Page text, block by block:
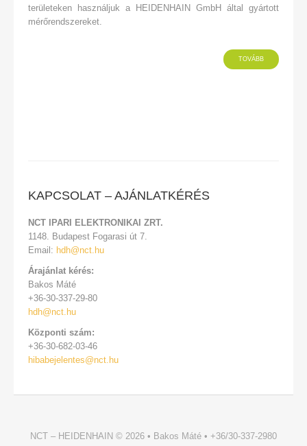
területeken használjuk a HEIDENHAIN GmbH által gyártott
mérőrendszereket.
TOVÁBB
KAPCSOLAT – AJÁNLATKÉRÉS
‎NCT IPARI ELEKTRONIKAI ZRT.
1148. Budapest Fogarasi út 7.
Email: hdh@nct.hu
Árajánlat kérés:
Bakos Máté
+36-30-337-29-80
hdh@nct.hu
Központi szám:
+36-30-682-03-46
hibabejelentes@nct.hu
NCT – HEIDENHAIN © 2026 • Bakos Máté • +36/30-337-2980